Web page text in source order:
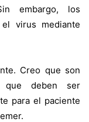
embargo, los
virus mediante
Creo que son
que deben ser
para el paciente